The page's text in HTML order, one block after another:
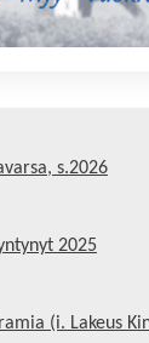
s.2026
2025
(i. Lakeus